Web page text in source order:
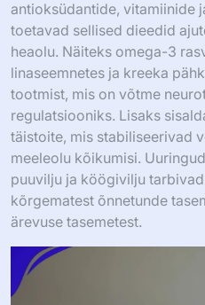
antioksüdantide, vitamiinide
toetavad sellised dieedid
heaolu. Näiteks omega-3
linaseemnetes ja kreeka
tootmist, mis on võtme
regulatsiooniks. Lisaks
täistoite, mis stabiliseerivad
meeleolu kõikumisi.
puuvilju ja köögivilju
kõrgematest õnnetunde
ärevuse tasemetest.